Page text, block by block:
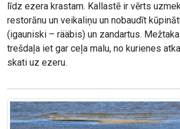
līdz ezera krastam. Kallastē ir vērts
restorānu un veikaliņu un nobaudīt
(igauniski – rääbis) un zandartus.
trešdaļa iet gar ceļa malu, no kurienes
skati uz ezeru.